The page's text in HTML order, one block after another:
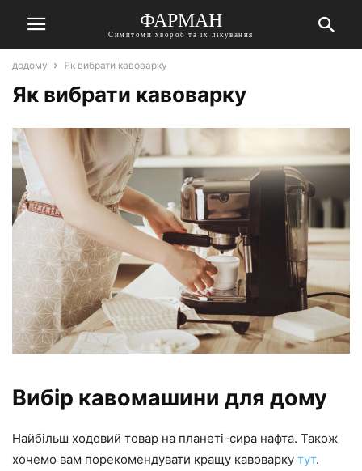
ФАРМАН
Симптоми хвороб та їх лікування
додому Як вибрати кавоварку
Як вибрати кавоварку
Вибір кавомашини для дому
Найбільш ходовий товар на планеті-сира нафта. Також
хочемо вам порекомендувати кращу кавоварку тут.